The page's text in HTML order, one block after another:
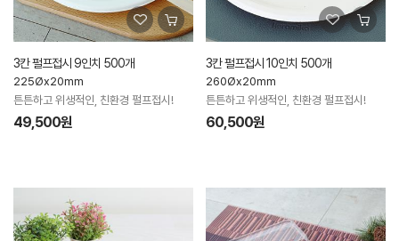
3칸 펄프접시 9인치 500개
225Øx20mm
튼튼하고 위생적인, 친환경 펄프접시!
49,500원
3칸 펄프접시 10인치 500개
260Øx20mm
튼튼하고 위생적인, 친환경 펄프접시!
60,500원